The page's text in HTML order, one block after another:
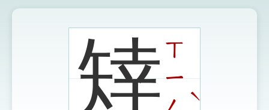
示
圖
䂔ㄒ
ㄧ
ˋ